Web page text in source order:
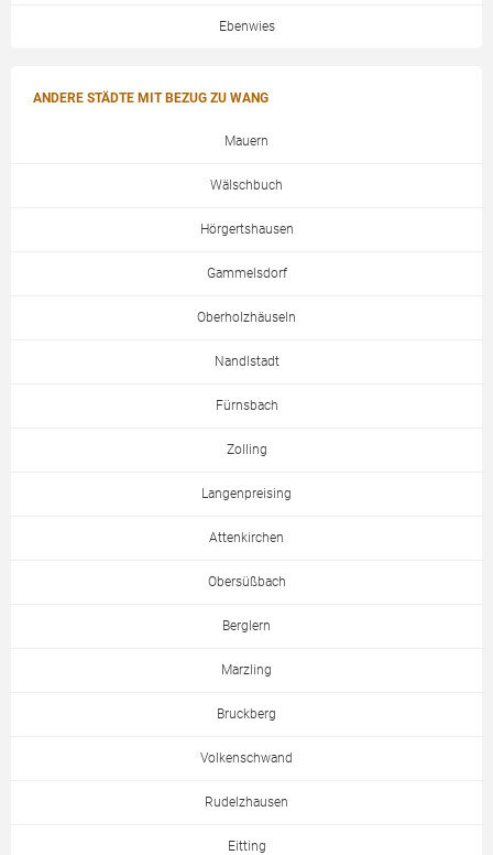
Ebenwies
ANDERE STÄDTE MIT BEZUG ZU WANG
Mauern
Wälschbuch
Hörgertshausen
Gammelsdorf
Oberholzhäuseln
Nandlstadt
Fürnsbach
Zolling
Langenpreising
Attenkirchen
Obersüßbach
Berglern
Marzling
Bruckberg
Volkenschwand
Rudelzhausen
Eitting